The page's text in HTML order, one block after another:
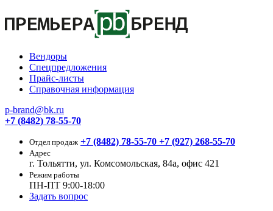
Вендоры
Спецпредложения
Прайс-листы
Справочная информация
p-brand@bk.ru
+7 (8482) 78-55-70
Отдел продаж +7 (8482) 78-55-70 +7 (927) 268-55-70
Адрес
г. Тольятти, ул. Комсомольская, 84а, офис 421
Режим работы
ПН-ПТ 9:00-18:00
Задать вопрос